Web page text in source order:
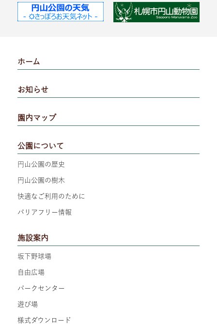
ホーム
お知らせ
園内マップ
公園について
円山公園の歴史
円山公園の樹木
快適なご利用のために
バリアフリー情報
施設案内
坂下野球場
自由広場
パークセンター
遊び場
様式ダウンロード